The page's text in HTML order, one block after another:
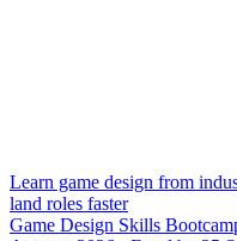
Learn game design from
land roles faster
Game Design Skills